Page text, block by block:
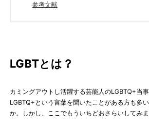
参考文献
LGBTとは？
カミングアウトし活躍する芸能人のLGBTQ+当事
LGBTQ+という言葉を聞いたことがある方も多
か。しかし、ここでもういちどおさらいしてみま